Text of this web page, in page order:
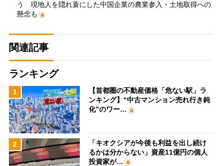
う 現地人を隠れ蓑にした中国企業の農業参入・土地取得への
懸念も
関連記事
ランキング
1
【首都圏の不動産価格「危ない駅」ラ
ンキング】“中古マンション売れ行き鈍
化”のワー…
2
「キオクシアが今後も利益を出し続け
るかは分からない」資産11億円の個人
投資家が…